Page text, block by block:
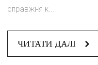
справжня к...
ЧИТАТИ ДАЛІ